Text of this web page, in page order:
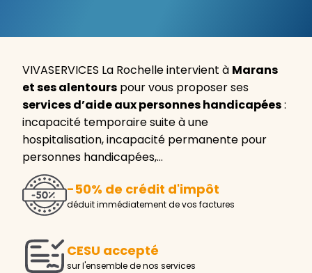
VIVASERVICES La Rochelle intervient à Marans
et ses alentours pour vous proposer ses
services d’aide aux personnes handicapées:
incapacité temporaire suite à une
hospitalisation, incapacité permanente pour
personnes handicapées,…
-50% de crédit d'impôt
déduit immédiatement de vos factures
CESU accepté
sur l'ensemble de nos services